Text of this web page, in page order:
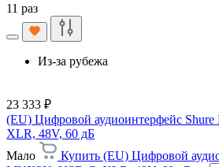
11 раз
Из-за рубежа
23 333 ₽
(EU) Цифровой аудиоинтерфейс
XLR, 48V, 60 дБ
Мало
Купить (EU) Цифровой